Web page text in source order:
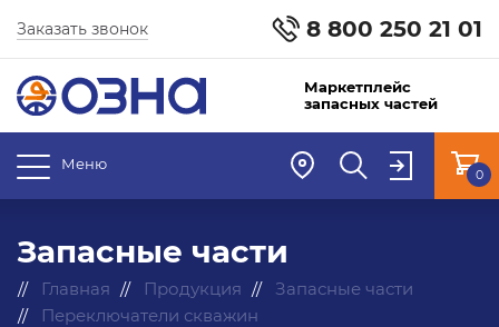
8 800 250 21 01
Заказать звонок
Маркетплейс
запасных частей
Меню
0
Запасные части
Главная Продукция
Запасные части
Переключатели скважин